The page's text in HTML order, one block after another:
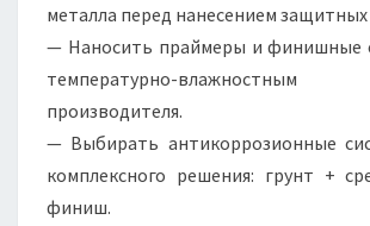
металла перед нанесением защитных
— Наносить праймеры и финишные
температурно-влажностным
производителя.
— Выбирать антикоррозионные
комплексного решения: грунт +
финиш.